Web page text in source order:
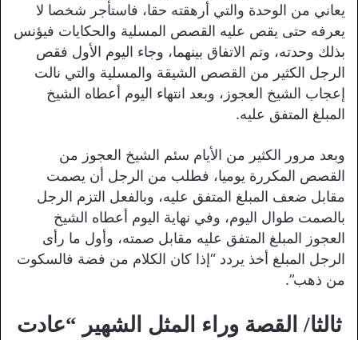
يعاني من الوحدة والتي أرهقته حقا، فاستأجر شخصا لا
يعرفه حتى يقص عليه القصص المسلية والحكايات فيؤنس
بذلك وحدته، وتم الاتفاق بينهما، وجاء اليوم الأول فقص
الرجل الكثير من القصص الشيقة والمسلية والتي نالت
إعجاب الشيخ العجوز، وبعد انتهاء اليوم أعطاه الشيخ
المبلغ المتفق عليه.
وبعد مرور الكثير من الأيام سئم الشيخ العجوز من
القصص المكررة يوميا، فطلب من الرجل أن يصمت
مقابل ضعف المبلغ المتفق عليه، وبالفعل التزم الرجل
بالصمت طوال اليوم، وفي نهاية اليوم أعطاه الشيخ
العجوز المبلغ المتفق عليه مقابل صمته، وأول ما رأى
الرجل المبلغ أخذ يردد “إذا كان الكلام من فضة فالسكوت
من ذهب”.
ثالثا/ القصة وراء المثل الشهير “عادت